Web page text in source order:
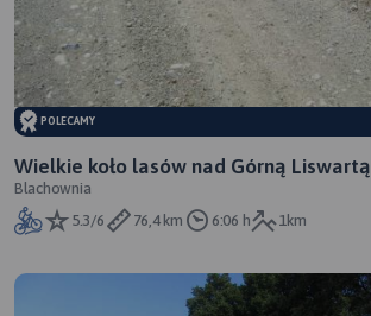
POLECAMY
Wielkie koło lasów nad Górną Liswartą
Blachownia
5.3/6
76,4 km 6:06 h 1km